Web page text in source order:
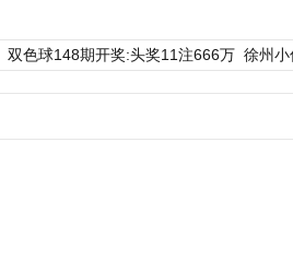
双色球148期开奖:头奖11注666万 徐州